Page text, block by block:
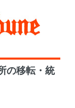
の移転・統